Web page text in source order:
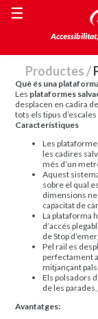
☰
Productes /
Què és una
Les plataformes
desplacen en cadira
tots els tipus
Característiques
Les
les cadires
més d’un
Aquest
sobre el qual
dimensions
capacitat de
La plataforma
d’accés
de Stop
Pel rail es
perfectament
mitjançant pals.
Els polsadors
de les
Avantatges: